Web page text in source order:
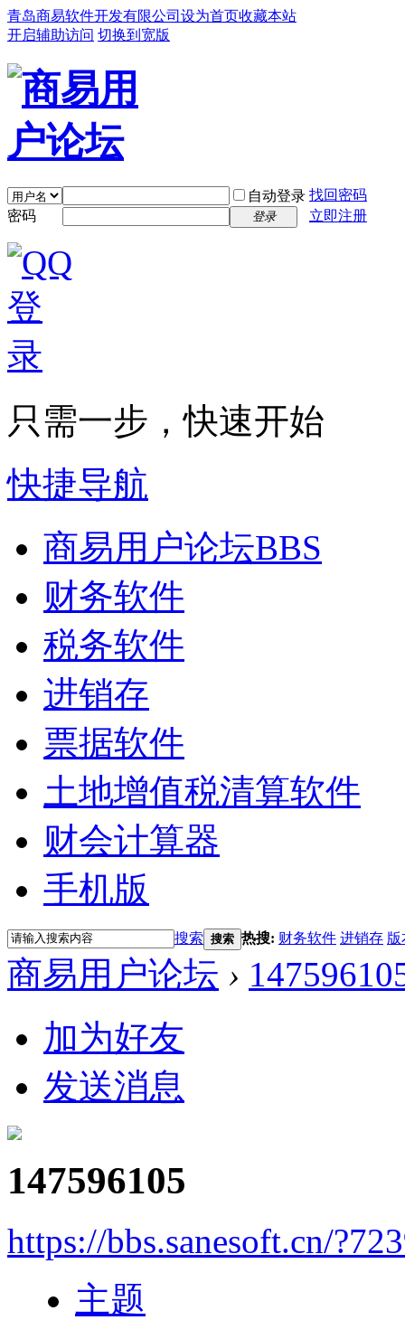
青岛商易软件开发有限公司 设为首页收藏本站
开启辅助访问 切换到宽版
自动登录 找回密码
密码
登录 立即注册
只需一步，快速开始
快捷导航
商易用户论坛BBS
财务软件
税务软件
进销存
票据软件
土地增值税清算软件
财会计算器
手机版
搜索 搜索 热搜: 财务软件 进销存 版
商易用户论坛 ›
加为好友
发送消息
147596105
https://bbs.sanesoft.cn/
主题